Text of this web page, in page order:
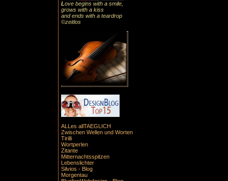
Love begins with a smile,
grows with a kiss
and ends with a teardrop
©zeitlos
ALLes allTAEGLICH
Zwischen Wellen und Worten
Tirilli
Wortperlen
Zitante
Mitternachtsspitzen
Lebenslichter
Silvios - Blog
Morgentau